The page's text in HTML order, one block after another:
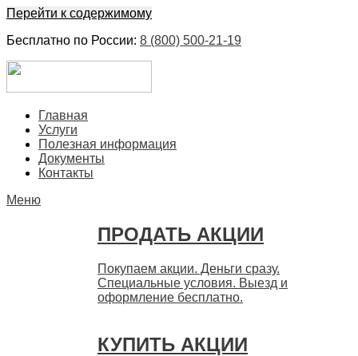
Перейти к содержимому
Бесплатно по России: 8 (800) 500-21-19
БыстроГлавная
Услуги
Полезная информация
Документы
Контакты
Меню
ПРОДАТЬ АКЦИИ
Покупаем акции. Деньги сразу.
Специальные условия. Выезд и
оформление бесплатно.
КУПИТЬ АКЦИИ